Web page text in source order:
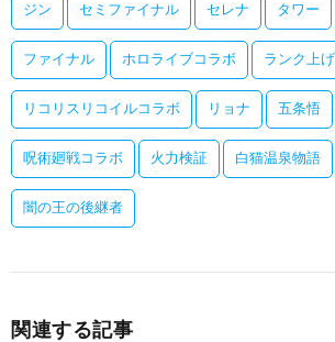
ジン セミファイナル セレナ タワー
ファイナル ホロライブコラボ ランク上げ
リコリスリコイルコラボ リョナ 五条悟
呪術廻戦コラボ 火力検証 白猫温泉物語
闇の王の後継者
関連する記事